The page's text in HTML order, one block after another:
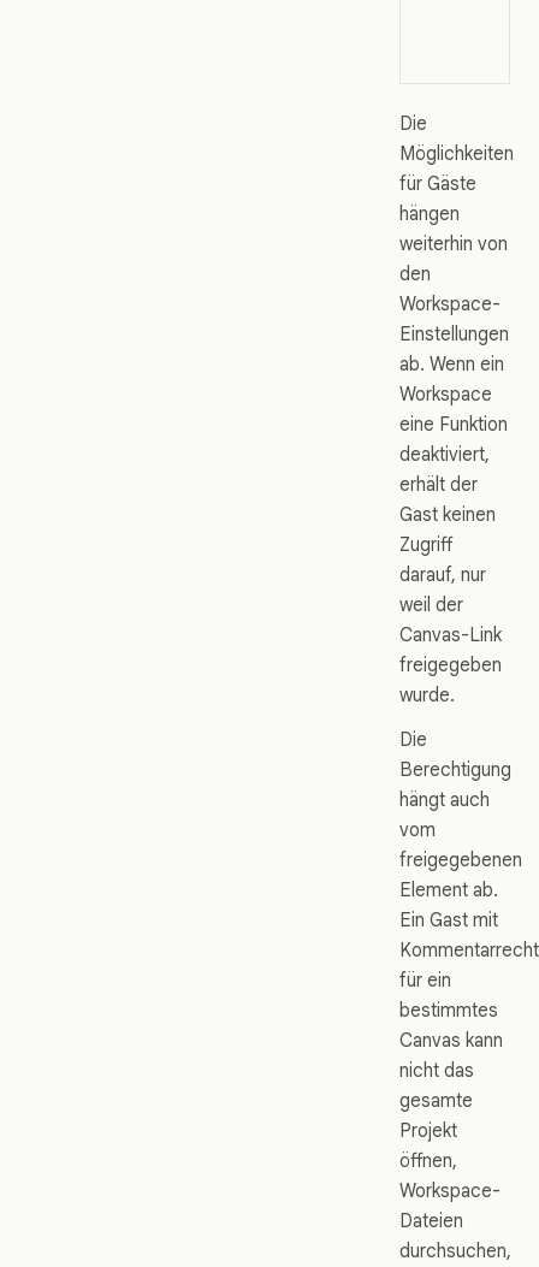
Die
Möglichkeiten
für Gäste
hängen
weiterhin von
den
Workspace-
Einstellungen
ab. Wenn ein
Workspace
eine Funktion
deaktiviert,
erhält der
Gast keinen
Zugriff
darauf, nur
weil der
Canvas-Link
freigegeben
wurde.
Die
Berechtigung
hängt auch
vom
freigegebenen
Element ab.
Ein Gast mit
für ein
bestimmtes
Canvas kann
nicht das
gesamte
Projekt
öffnen,
Workspace-
Dateien
durchsuchen,